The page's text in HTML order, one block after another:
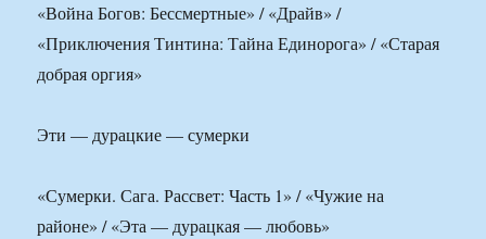
«Война Богов: Бессмертные» / «Драйв» /
«Приключения Тинтина: Тайна Единорога» / «Старая
добрая оргия»
Эти — дурацкие — сумерки
«Сумерки. Сага. Рассвет: Часть 1» / «Чужие на
районе» / «Эта — дурацкая — любовь»